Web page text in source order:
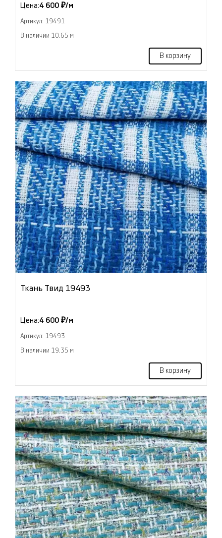
Цена:4 600 ₽/м
Артикул: 19491
В наличии 10.65 м
В корзину
Ткань Твид 19493
Цена:4 600 ₽/м
Артикул: 19493
В наличии 19.35 м
В корзину